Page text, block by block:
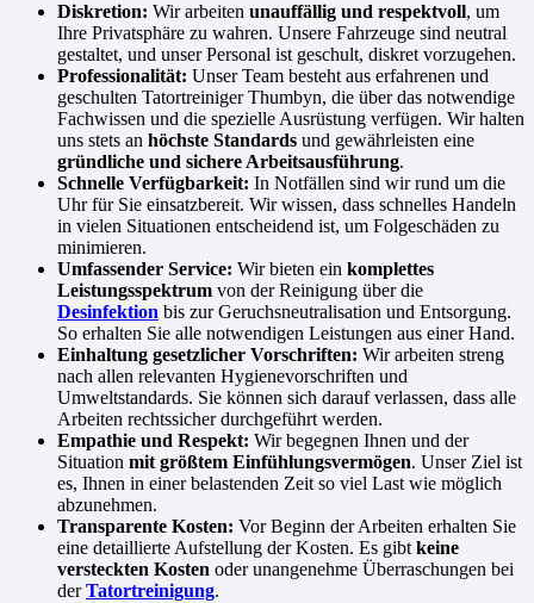
Diskretion: Wir arbeiten unauffällig und respektvoll, um
Ihre Privatsphäre zu wahren. Unsere Fahrzeuge sind neutral
gestaltet, und unser Personal ist geschult, diskret vorzugehen.
Professionalität: Unser Team besteht aus erfahrenen und
geschulten Tatortreiniger Thumbyn, die über das notwendige
Fachwissen und die spezielle Ausrüstung verfügen. Wir halten
uns stets an höchste Standards und gewährleisten eine
gründliche und sichere Arbeitsausführung.
Schnelle Verfügbarkeit: In Notfällen sind wir rund um die
Uhr für Sie einsatzbereit. Wir wissen, dass schnelles Handeln
in vielen Situationen entscheidend ist, um Folgeschäden zu
minimieren.
Umfassender Service: Wir bieten ein komplettes
Leistungsspektrum von der Reinigung über die
Desinfektion bis zur Geruchsneutralisation und Entsorgung.
So erhalten Sie alle notwendigen Leistungen aus einer Hand.
Einhaltung gesetzlicher Vorschriften: Wir arbeiten streng
nach allen relevanten Hygienevorschriften und
Umweltstandards. Sie können sich darauf verlassen, dass alle
Arbeiten rechtssicher durchgeführt werden.
Empathie und Respekt: Wir begegnen Ihnen und der
Situation mit größtem Einfühlungsvermögen. Unser Ziel ist
es, Ihnen in einer belastenden Zeit so viel Last wie möglich
abzunehmen.
Transparente Kosten: Vor Beginn der Arbeiten erhalten Sie
eine detaillierte Aufstellung der Kosten. Es gibt keine
versteckten Kosten oder unangenehme Überraschungen bei
derTatortreinigung.